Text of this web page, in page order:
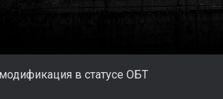
в статусе ОБТ